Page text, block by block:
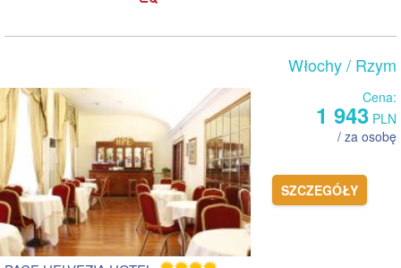
Włochy/ Rzym
Cena:
1 943 PLN
/ za osobę
SZCZEGÓŁY